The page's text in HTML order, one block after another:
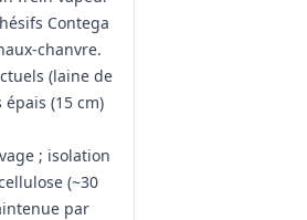
Contega
(laine de
(15 cm)
; isolation
(~30
par